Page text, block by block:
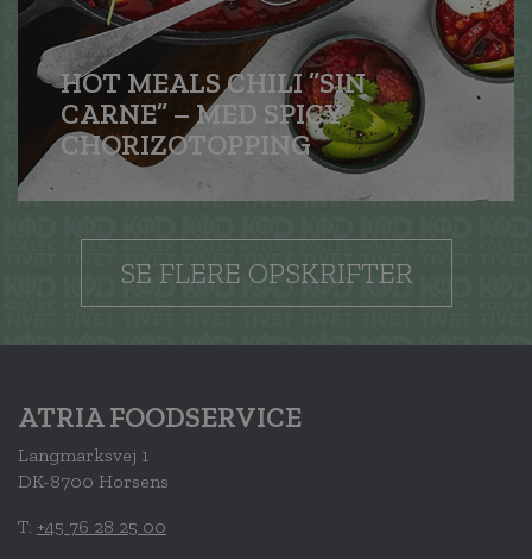
HOT MEALS CHILI ”SIN
CARNE” – MED SPICY
CHORIZO­TOPPING
SE FLERE OPSKRIFTER
ATRIA FOODSERVICE
Langmarksvej 1
DK-8700 Horsens
T: +45 76 28 25 00